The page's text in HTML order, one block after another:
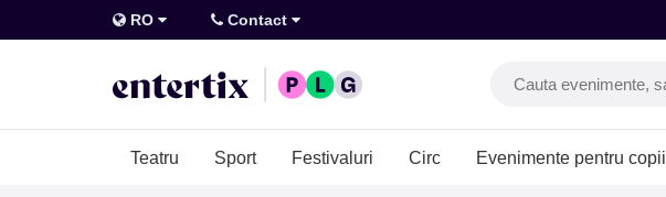
RO Contact
Teatru Sport Festivaluri Circ Evenimente pentru copii